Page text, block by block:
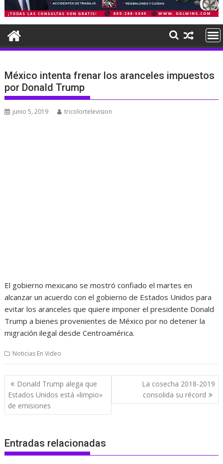
México intenta frenar los aranceles impuestos
por Donald Trump
junio 5, 2019 tricolortelevision
El gobierno mexicano se mostró confiado el martes en
alcanzar un acuerdo con el gobierno de Estados Unidos para
evitar los aranceles que quiere imponer el presidente Donald
Trump a bienes provenientes de México por no detener la
migración ilegal desde Centroamérica.
Noticias En Video
Navegación
de
entradas
Donald Trump alega que
Estados Unidos está «limpio»
de emisiones
La cosecha 2018-2019
consolida su récord
Entradas relacionadas